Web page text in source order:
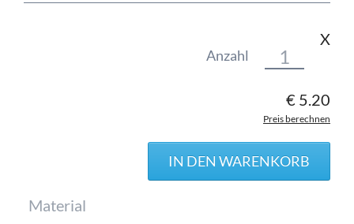
Anzahl
X
€ 5.20
Preis berechnen
Pflichtfeld
Material